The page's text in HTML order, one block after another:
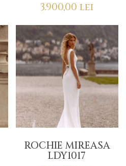
3.900,00lei
ROCHIE MIREASA
LDY1017